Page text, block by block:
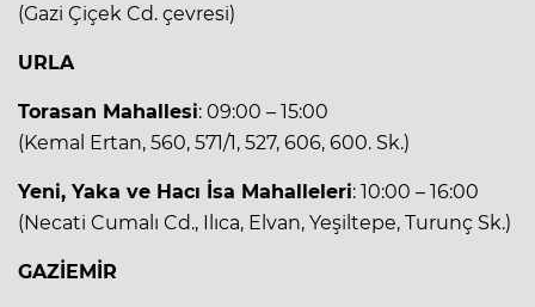
(Gazi Çiçek Cd. çevresi)
URLA
Torasan Mahallesi: 09:00 – 15:00
(Kemal Ertan, 560, 571/1, 527, 606, 600. Sk.)
Yeni, Yaka ve Hacı İsa Mahalleleri: 10:00 – 16:00
(Necati Cumalı Cd., Ilıca, Elvan, Yeşiltepe, Turunç Sk.)
GAZİEMİR